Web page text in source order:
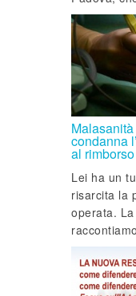
condanna
al
Lei ha un
risarcita la
operata.